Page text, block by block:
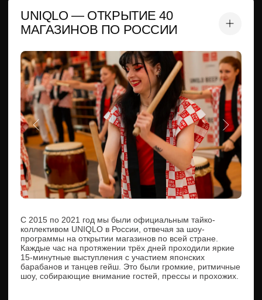
атмосферу экспозиции. Концерты органично встроились
в пространство выставки, задавая ритм и погружая
зрителей в японскую эстетику через музыку, образы
и движения.
Количество артистов:
10 человек минут
Продолжительность шоу:
30
ПОЛУЧИТЕ
БОЛЬШЕ И ЯРЧЕ
ТОГО,
ПРЕДСТАВИТЬ